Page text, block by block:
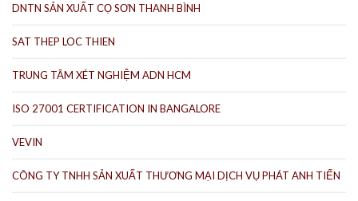
DNTN SẢN XUẤT CỌ SƠN THANH BÌNH
SAT THEP LOC THIEN
TRUNG TÂM XÉT NGHIỆM ADN HCM
ISO 27001 CERTIFICATION IN BANGALORE
VEVIN
CÔNG TY TNHH SẢN XUẤT THƯƠNG MẠI DỊCH VỤ PHÁT ANH TIẾN